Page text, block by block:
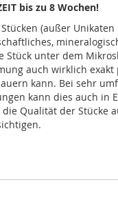
bis zu 8 Wochen!
(außer
Stück unter dem
auch wirklich
kann. Bei sehr
kann dies auch in
die Qualität der Stücke